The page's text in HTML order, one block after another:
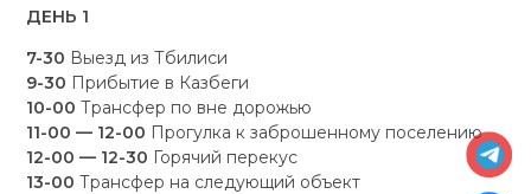
ДЕНЬ 1
7-30 Выезд из Тбилиси
9-30 Прибытие в Казбеги
10-00Трансфер по вне дорожью
11-00 — 12-00 Прогулка к заброшенному поселению
12-00 — 12-30 Горячий перекус
13-00Трансфер на следующий объект